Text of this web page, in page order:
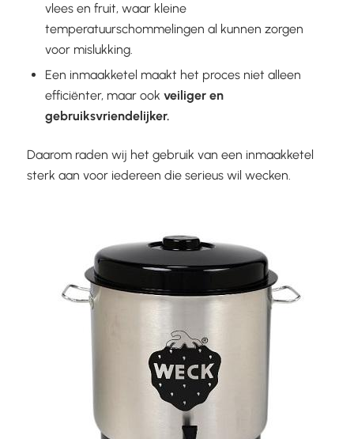
vlees en fruit, waar kleine
temperatuurschommelingen al kunnen zorgen
voor mislukking.
Een inmaakketel maakt het proces niet alleen
efficiënter, maar ook veiliger en
gebruiksvriendelijker.
Daarom raden wij het gebruik van een inmaakketel
sterk aan voor iedereen die serieus wil wecken.